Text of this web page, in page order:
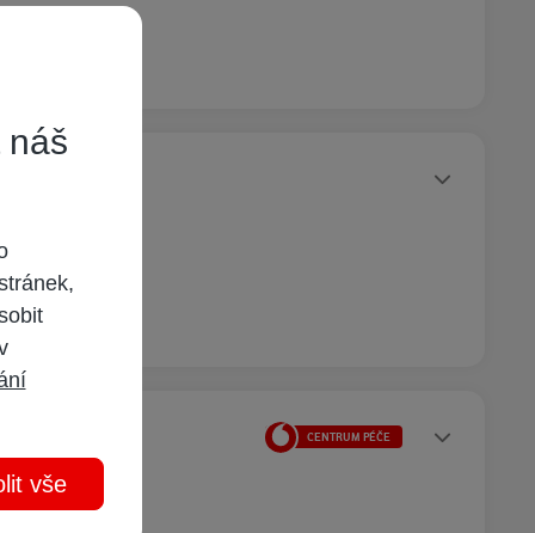
CENTRUM PÉČE
náš
vše